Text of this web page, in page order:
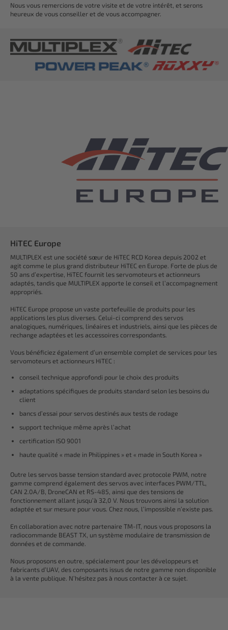
Nous vous remercions de votre visite et de votre intérêt, et serons
heureux de vous conseiller et de vous accompagner.
HiTEC Europe
MULTIPLEX est une société sœur de HiTEC RCD Korea depuis 2002 et
agit comme le plus grand distributeur HiTEC en Europe. Forte de plus de
50 ans d’expertise, HiTEC fournit les servomoteurs et actionneurs
adaptés, tandis que MULTIPLEX apporte le conseil et l’accompagnement
appropriés.
HiTEC Europe propose un vaste portefeuille de produits pour les
applications les plus diverses. Celui-ci comprend des servos
analogiques, numériques, linéaires et industriels, ainsi que les pièces de
rechange adaptées et les accessoires correspondants.
Vous bénéficiez également d’un ensemble complet de services pour les
servomoteurs et actionneurs HiTEC :
conseil technique approfondi pour le choix des produits
adaptations spécifiques de produits standard selon les besoins du
client
bancs d’essai pour servos destinés aux tests de rodage
support technique même après l’achat
certification ISO 9001
haute qualité « made in Philippines » et « made in South Korea »
Outre les servos basse tension standard avec protocole PWM, notre
gamme comprend également des servos avec interfaces PWM/TTL,
CAN 2.0A/B, DroneCAN et RS-485, ainsi que des tensions de
fonctionnement allant jusqu’à 32,0 V. Nous trouvons ainsi la solution
adaptée et sur mesure pour vous. Chez nous, l’impossible n’existe pas.
En collaboration avec notre partenaire TM-IT, nous vous proposons la
radiocommande BEAST TX, un système modulaire de transmission de
données et de commande.
Nous proposons en outre, spécialement pour les développeurs et
fabricants d’UAV, des composants issus de notre gamme non disponible
à la vente publique. N’hésitez pas à nous contacter à ce sujet.